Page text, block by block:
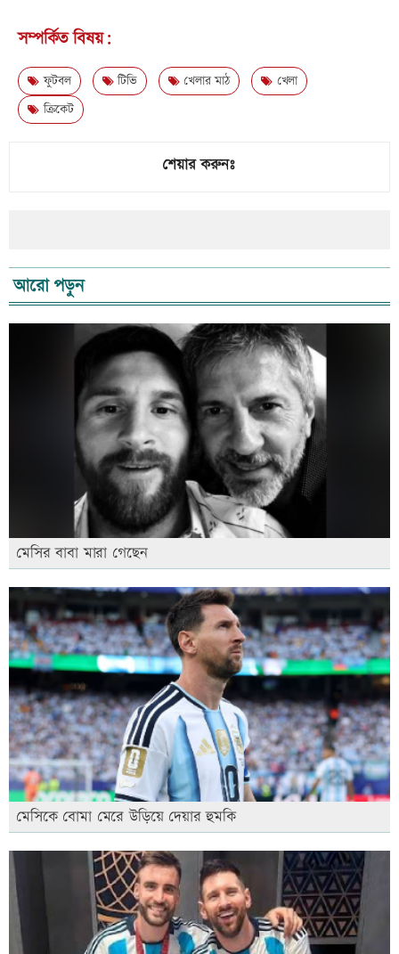
সম্পর্কিত বিষয়:
ফুটবল টিভি খেলার মাঠ
খেলা
ক্রিকেট
শেয়ার করুনঃ
আরো পড়ুন
মেসির বাবা মারা গেছেন
মেসিকে বোমা মেরে উড়িয়ে দেয়ার হুমকি